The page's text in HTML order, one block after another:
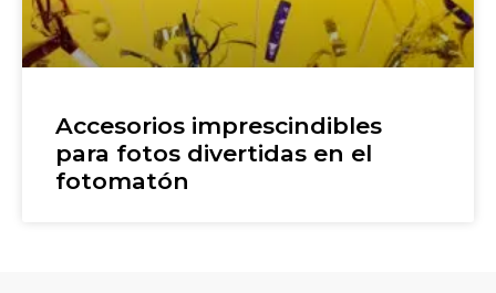
Accesorios imprescindibles
para fotos divertidas en el
fotomatón